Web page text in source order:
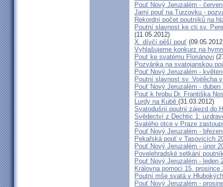
Pouť Nový Jeruzalém -
Jarní pouť na Turzovku -
Rekordní počet poutníků na
Poutní slavnost ke cti sv.
(11.05.2012)
X. dívčí pěší pouť
Vyhlašujeme konkurz na
Pouť ke svatému Floriánovi
Pozvánka na svatojanskou
Pouť Nový Jeruzalém -
Poutní slavnost sv. Vojtěcha
Pouť Nový Jeruzalém - duben
Pouť k hrobu Dr. Františka
Lurdy na Kubě (31.03.2012)
Svatodušní poutní zájezd do
Svědectví z Dechtic 1:
Svatého otce v Praze
Pouť Nový Jeruzalém -
Pekařská pouť v Tasovicích
Pouť Nový Jeruzalém - únor
Povelehradské setkání
Pouť Nový Jeruzalém - leden
Královna pomoci 15. prosince
Poutní mše svatá v
Pouť Nový Jeruzalém -